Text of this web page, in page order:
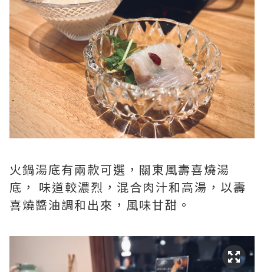
火鍋湯底有兩款可選，關東風壽喜燒湯
底， 味道較濃烈，混合肉汁和高湯，以壽
喜燒醬油調和出來，風味甘甜。